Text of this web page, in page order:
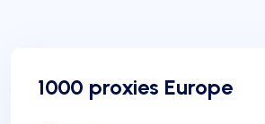
1000 proxies Europe